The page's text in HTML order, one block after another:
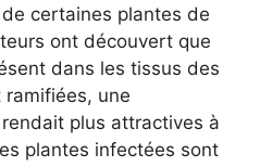
certaines plantes de
ont découvert que
dans les tissus des
une
plus attractives à
plantes infectées sont